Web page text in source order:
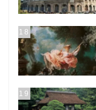
18
19